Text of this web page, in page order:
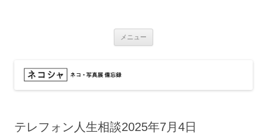
メニュー
テレフォン人生相談2025年7月4日